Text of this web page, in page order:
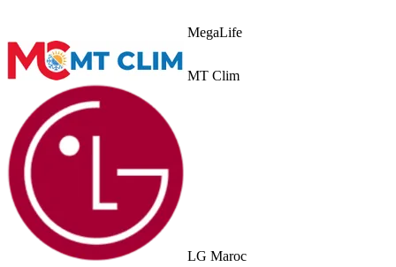
MegaLife
MT Clim
LG Maroc